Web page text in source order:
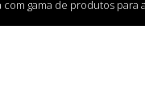
gama de produtos para